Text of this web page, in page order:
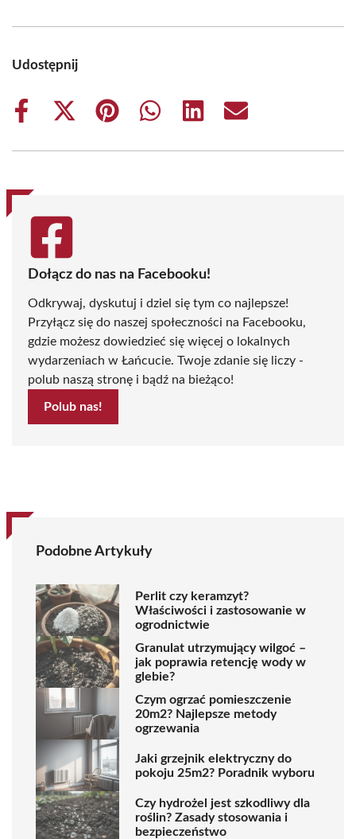
Udostępnij
Share
Share
(Twitter)
Share
Share
Share
Share
Dołącz do nas na Facebooku!
Odkrywaj, dyskutuj i dziel się tym co najlepsze!
Przyłącz się do naszej społeczności na Facebooku,
gdzie możesz dowiedzieć się więcej o lokalnych
wydarzeniach w Łańcucie. Twoje zdanie się liczy -
polub naszą stronę i bądź na bieżąco!
Polub nas!
Podobne Artykuły
Perlit czy keramzyt?
Właściwości i zastosowanie w
ogrodnictwie
Granulat utrzymujący wilgoć –
jak poprawia retencję wody w
glebie?
Czym ogrzać pomieszczenie
20m2? Najlepsze metody
ogrzewania
Jaki grzejnik elektryczny do
pokoju 25m2? Poradnik wyboru
Czy hydrożel jest szkodliwy dla
roślin? Zasady stosowania i
bezpieczeństwo